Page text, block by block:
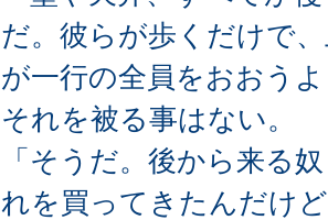
だ。彼らが歩くだけで
が一行の全員をおおう
それを被る事はない。
「そうだ。後から来る
れを買ってきたんだけ